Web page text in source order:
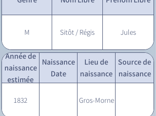
M Sitôt / Régis Jules
Année de
naissance
estimée
Naissance
Date
Lieu de
naissance
Source de
naissance
1832 Gros-Morne